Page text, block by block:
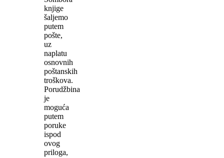
knjige
šaljemo
putem
pošte,
uz
naplatu
osnovnih
poštanskih
troškova.
Porudžbina
je
moguća
putem
poruke
ispod
ovog
priloga,